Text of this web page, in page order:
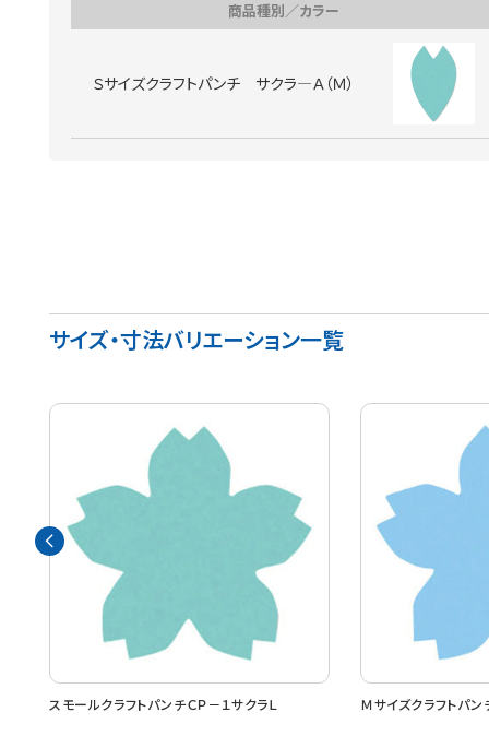
商品種別／カラー
Ｓサイズクラフトパンチ サクラ―Ａ（Ｍ）
サイズ・寸法バリエーション一覧
スモールクラフトパンチＣＰ－１サクラＬ Ｍサイズクラフトパン